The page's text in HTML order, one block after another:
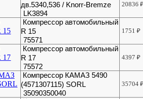
дв.5340,536 / Knorr-Bremze
LK3894
20836
Компрессор автомобильный
R 15
75571
1751₽
Компрессор автомобильный
R 17
75572
4397₽
Компрессор КАМАЗ 5490
(4571307115) SORL
35090350040
35704